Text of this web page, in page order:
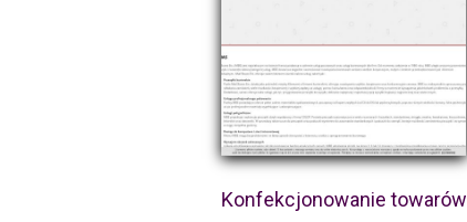
Konfekcjonowanie towarów